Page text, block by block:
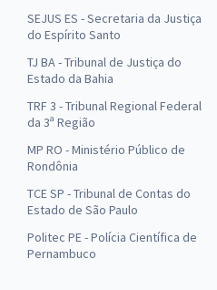
SEJUS ES - Secretaria da Justiça
do Espírito Santo
TJ BA - Tribunal de Justiça do
Estado da Bahia
TRF 3 - Tribunal Regional Federal
da 3ª Região
MP RO - Ministério Público de
Rondônia
TCE SP - Tribunal de Contas do
Estado de São Paulo
Politec PE - Polícia Científica de
Pernambuco